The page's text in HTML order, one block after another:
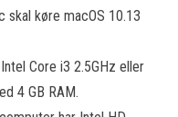
skal køre macOS 10.13
Core i3 2.5GHz eller
4 GB RAM.